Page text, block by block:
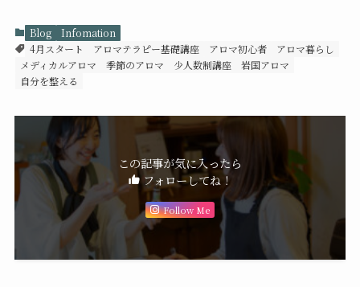
Blog
Infomation
4月スタート
アロマテラピー基礎講座 アロマ初心者
アロマ暮らし
メディカルアロマ
季節のアロマ 少人数制講座
岩国アロマ
自分を整える
この記事が気に入ったら
フォローしてね！
Follow Me